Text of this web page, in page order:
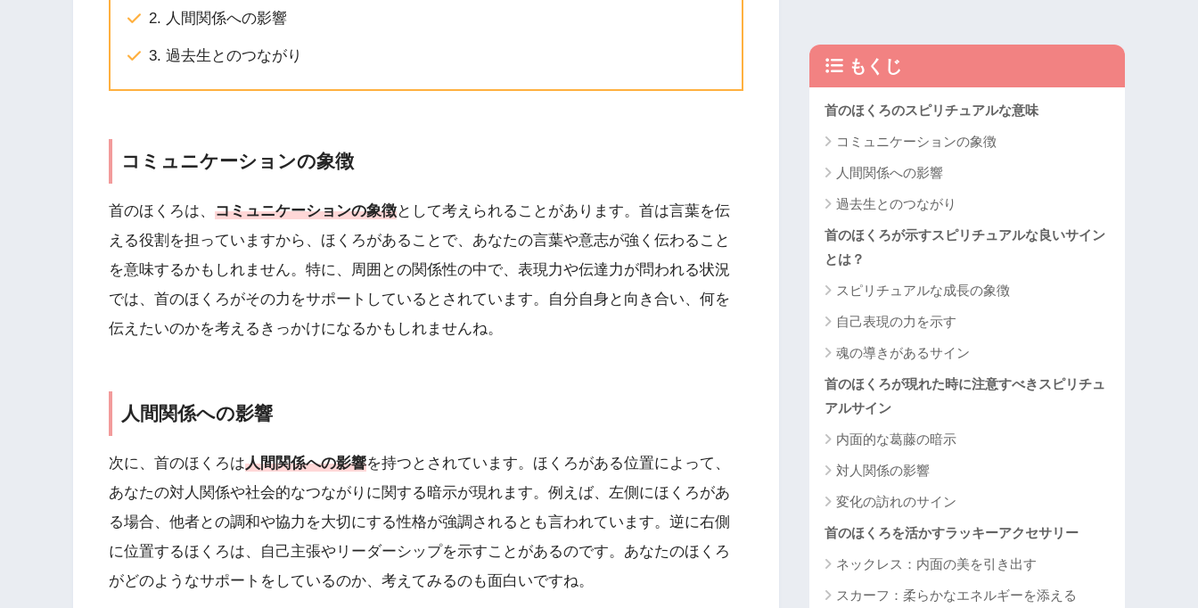
2. 人間関係への影響
3. 過去生とのつながり
コミュニケーションの象徴
首のほくろは、 コミュニケーションの象徴として考えられることがあります。首は言葉を伝
える役割を担っていますから、ほくろがあることで、あなたの言葉や意志が強く伝わること
を意味するかもしれません。特に、周囲との関係性の中で、表現力や伝達力が問われる状況
では、首のほくろがその力をサポートしているとされています。自分自身と向き合い、何を
伝えたいのかを考えるきっかけになるかもしれませんね。
人間関係への影響
次に、首のほくろは人間関係への影響を持つとされています。ほくろがある位置によって、
あなたの対人関係や社会的なつながりに関する暗示が現れます。例えば、左側にほくろがあ
る場合、他者との調和や協力を大切にする性格が強調されるとも言われています。逆に右側
に位置するほくろは、自己主張やリーダーシップを示すことがあるのです。あなたのほくろ
がどのようなサポートをしているのか、考えてみるのも面白いですね。
もくじ
首のほくろのスピリチュアルな意味
コミュニケーションの象徴
人間関係への影響
過去生とのつながり
首のほくろが示すスピリチュアルな良いサイン
とは？
スピリチュアルな成長の象徴
自己表現の力を示す
魂の導きがあるサイン
首のほくろが現れた時に注意すべきスピリチュ
アルサイン
内面的な葛藤の暗示
対人関係の影響
変化の訪れのサイン
首のほくろを活かすラッキーアクセサリー
ネックレス：内面の美を引き出す
スカーフ：柔らかなエネルギーを添える